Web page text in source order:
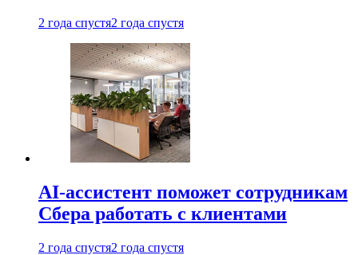
2 года спустя2 года спустя
AI-ассистент поможет сотрудникам
Сбера работать с клиентами
2 года спустя2 года спустя